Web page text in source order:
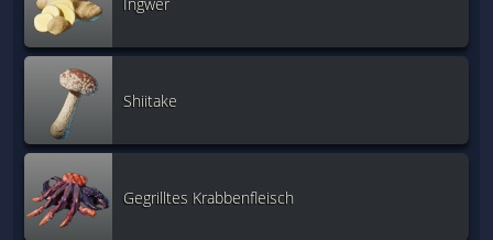
Shiitake
Gegrilltes Krabbenfleisch